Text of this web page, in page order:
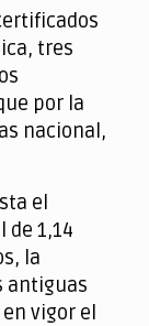
tres
por la
nacional,
el
de 1,14
la
antiguas
vigor el